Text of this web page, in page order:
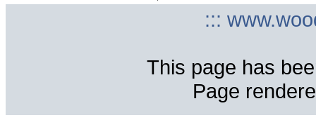
:::
This page has
Page